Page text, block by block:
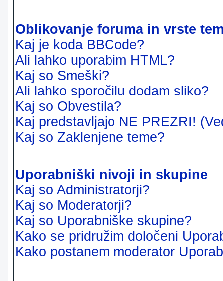
Oblikovanje foruma in vrste
Kaj je koda BBCode?
Ali lahko uporabim HTML?
Kaj so Smeški?
Ali lahko sporočilu dodam sliko?
Kaj so Obvestila?
Kaj predstavljajo NE PREZRI!
Kaj so Zaklenjene teme?
Uporabniški nivoji in skupine
Kaj so Administratorji?
Kaj so Moderatorji?
Kaj so Uporabniške skupine?
Kako se pridružim določeni
Kako postanem moderator